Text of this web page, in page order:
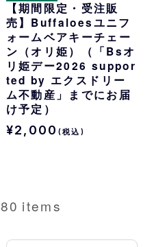
【期間限定・受注販
売】Buffaloesユニフ
ォームベアキーチェー
ン（オリ姫）（「Bsオ
リ姫デー2026 suppor
ted by エクスドリー
ム不動産」までにお届
け予定）
¥2,000 (税込)
80 items